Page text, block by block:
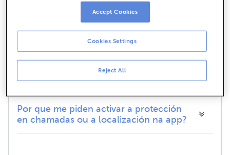
Durante canto tempo conservaredes os
meus datos persoais?
Cales son os meus dereitos en relación
ó tratamento dos meus datos persoais?
Por que me piden activar a protección
en chamadas ou a localización na app?
Reject All
Cookies Settings
Accept Cookies